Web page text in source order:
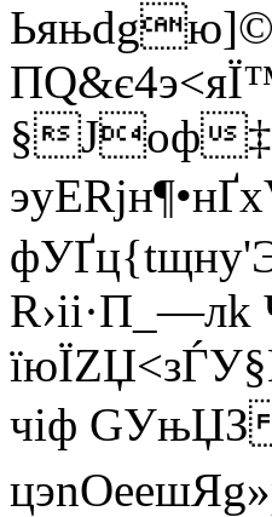
§Јoф
чіф GУњЏЗ